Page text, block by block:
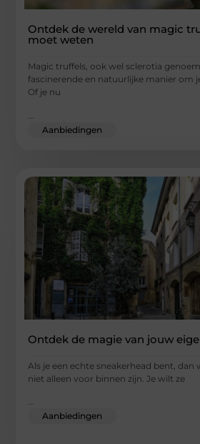
Ontdek de wereld van magic
moet weten
Magic truffels, ook wel sclerotia
fascinerende en natuurlijke manier om
Of je nu
Aanbiedingen
Ontdek de magie van jouw
Als je een echte sneakerhead bent, dan
niet alleen voor binnen zijn. Je wilt ze
...
Aanbiedingen